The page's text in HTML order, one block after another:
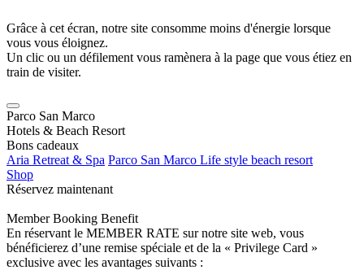
Grâce à cet écran, notre site consomme moins d'énergie lorsque
vous vous éloignez.
Un clic ou un défilement vous ramènera à la page que vous étiez en
train de visiter.
Parco San Marco
Hotels & Beach Resort
Bons cadeaux
Aria Retreat & Spa Parco San Marco Life style beach resort
Shop
Réservez maintenant
Member Booking Benefit
En réservant le MEMBER RATE sur notre site web, vous
bénéficierez d’une remise spéciale et de la « Privilege Card »
exclusive avec les avantages suivants :